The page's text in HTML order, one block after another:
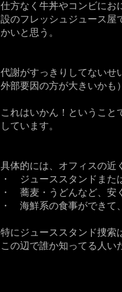
仕方なく牛丼やコンビにお
設のフレッシュジュース屋
かいと思う。
代謝がすっきりしてないせ
外部要因の方が大きいかも）
これはいかん！ということ
しています。
具体的には、オフィスの近
・ ジューススタンドまた
・ 蕎麦・うどんなど、安
・ 海鮮系の食事ができて
特にジューススタンド捜索
この辺で誰か知ってる人い